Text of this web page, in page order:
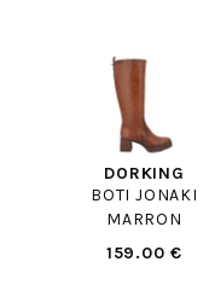
DORKING
BOTI JONAKI
MARRON
159.00 €